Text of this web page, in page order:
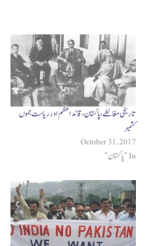
تاریخی مغالطے، پاکستان، قائد اعظم اور ریاست جموں
کشمیر
October 31, 2017
In "پاکستان"